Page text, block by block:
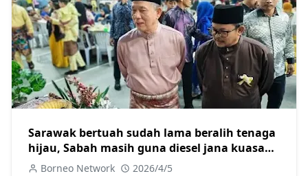
Sarawak bertuah sudah lama beralih tenaga
hijau, Sabah masih guna diesel jana kuasa
elektrik
Borneo Network 2026/4/5